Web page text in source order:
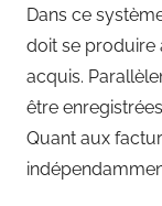
Dans ce
doit se produire
acquis.
être
Quant aux